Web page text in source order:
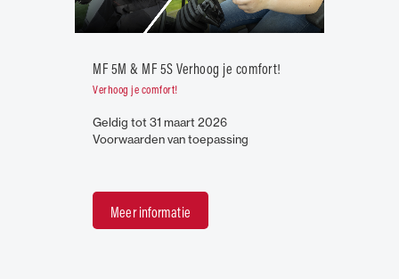
MF 5M & MF 5S Verhoog je comfort!
Verhoog je comfort!
Geldig tot 31 maart 2026
Voorwaarden van toepassing
Meer informatie